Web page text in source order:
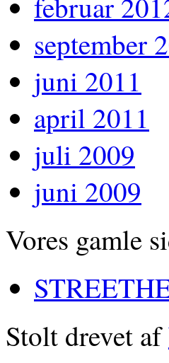
september
juni 2011
april 2011
juli 2009
juni 2009
Vores gamle
Stolt drevet af